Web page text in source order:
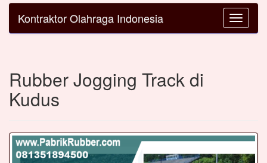
Toggle
Kontraktor Olahraga Indonesia
Rubber Jogging Track di
Kudus